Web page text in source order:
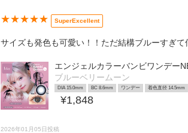
★★★★★ SuperExcellent
サイズも発色も可愛い！！ただ結構ブルーすぎ
エンジェルカラーバンビワンデー
ブルーベリームーン
DIA 15.0mm BC 8.6mm ワンデー 着色直径 14.5mm
¥1,848
2026年01月05日投稿